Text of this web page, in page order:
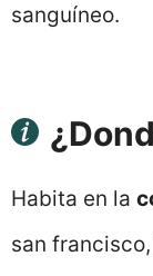
sanguíneo.
Habita en la
san